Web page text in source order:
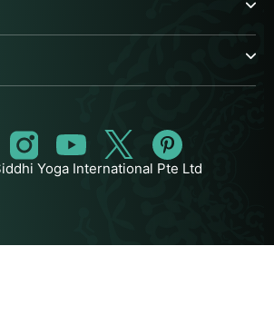
Yoga International Pte Ltd